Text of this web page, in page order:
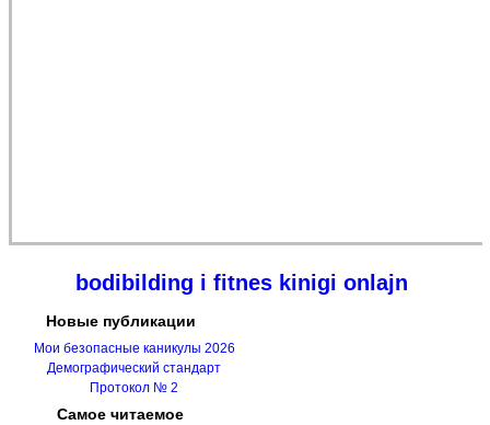
bodibilding i fitnes kinigi onlajn
Новыепубликации
Мои безопасные каникулы 2026
Демографический стандарт
Протокол № 2
Самое читаемое